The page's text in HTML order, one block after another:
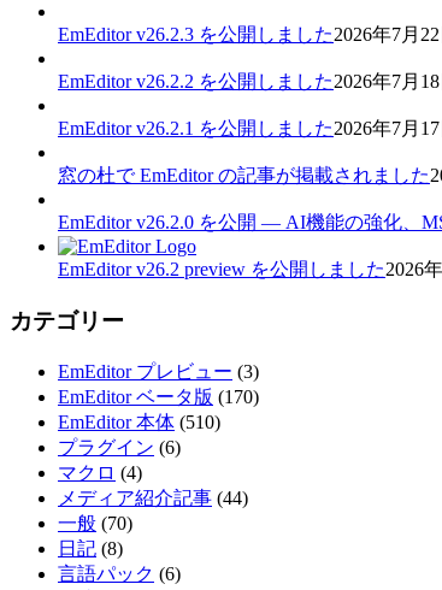
EmEditor v26.2.3 を公開しました2026年7月
EmEditor v26.2.2 を公開しました2026年7月
EmEditor v26.2.1 を公開しました2026年7月
窓の杜で EmEditor の記事が掲載されました
EmEditor v26.2.0 を公開 — AI機能の強化、
EmEditor v26.2 preview を公開しました2026
カテゴリー
EmEditor プレビュー (3)
EmEditor ベータ版 (170)
EmEditor 本体 (510)
プラグイン (6)
マクロ (4)
メディア紹介記事 (44)
一般 (70)
日記 (8)
言語パック (6)